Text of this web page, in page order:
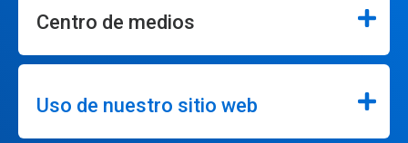
Centro de medios
Uso de nuestro sitio web